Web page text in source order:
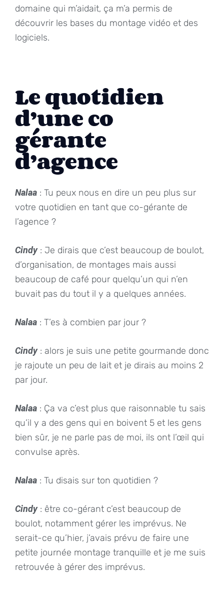
domaine qui m’aidait, ça m’a permis de
découvrir les bases du montage vidéo et des
logiciels.
Le quotidien
d’une co
gérante
d’agence
Nalaa : Tu peux nous en dire un peu plus sur
votre quotidien en tant que co-gérante de
l’agence ?
Cindy: Je dirais que c’est beaucoup de boulot,
d’organisation, de montages mais aussi
beaucoup de café pour quelqu’un qui n’en
buvait pas du tout il y a quelques années.
Nalaa : T’es à combien par jour ?
Cindy: alors je suis une petite gourmande donc
je rajoute un peu de lait et je dirais au moins 2
par jour.
Nalaa : Ça va c’est plus que raisonnable tu sais
qu’il y a des gens qui en boivent 5 et les gens
bien sûr, je ne parle pas de moi, ils ont l’œil qui
convulse après.
Nalaa : Tu disais sur ton quotidien ?
Cindy: être co-gérant c’est beaucoup de
boulot, notamment gérer les imprévus. Ne
serait-ce qu’hier, j’avais prévu de faire une
petite journée montage tranquille et je me suis
retrouvée à gérer des imprévus.